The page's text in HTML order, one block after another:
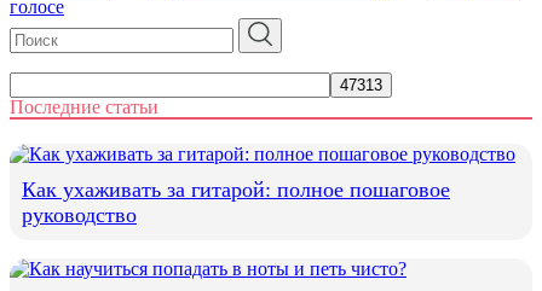
голосе
Последние статьи
Как ухаживать за гитарой: полное пошаговое
руководство